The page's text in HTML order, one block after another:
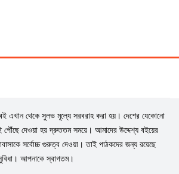
এখান থেকে সুলভ মূল্যে সরবরাহ করা হয়। দেশের যেকোনো
পৌঁছে দেওয়া হয় দ্রুততম সময়ে। আমাদের উদ্দেশ্য বইয়ের
সর্বোচ্চ গুরুত্ব দেওয়া। তাই পাঠকদের জন্য রয়েছে
আপনাকে স্বাগতম।